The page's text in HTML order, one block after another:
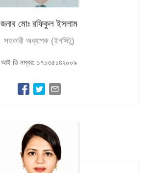
জনাব মোঃ রফিকুল ইসলাম
সহকারী অধ্যাপক (ইনসিটু)
আই ডি নম্বর: ১৭১৩৫১৪২০০৯